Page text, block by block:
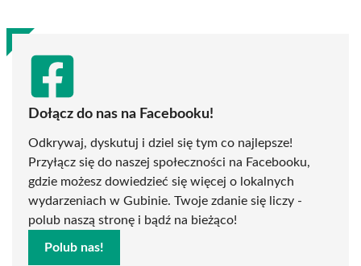
Dołącz do nas na Facebooku!
Odkrywaj, dyskutuj i dziel się tym co najlepsze!
Przyłącz się do naszej społeczności na Facebooku,
gdzie możesz dowiedzieć się więcej o lokalnych
wydarzeniach w Gubinie. Twoje zdanie się liczy -
polub naszą stronę i bądź na bieżąco!
Polub nas!